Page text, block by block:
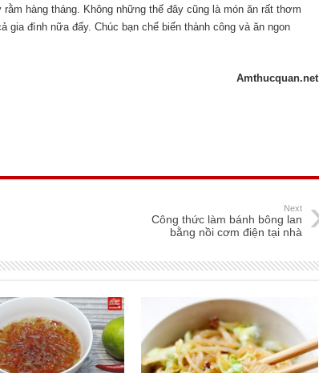
hàng tháng. Không những thế đây cũng là món ăn rất thơm
gia đình nữa đấy. Chúc bạn chế biến thành công và ăn ngon
Amthucquan.net
Next
Công thức làm bánh bông lan
bằng nồi cơm điện tại nhà